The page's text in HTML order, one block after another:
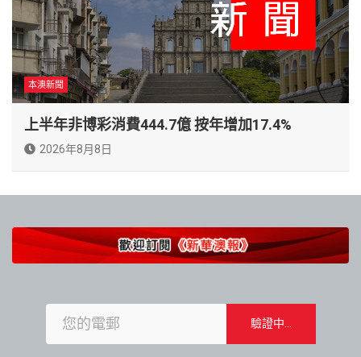
本澳新聞
上半年非博彩消費444.7億 按年增加17.4%
2026年8月8日